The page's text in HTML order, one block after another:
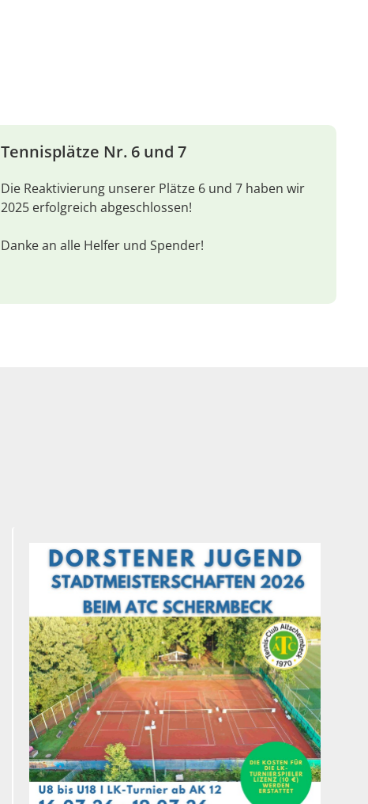
Tennisplätze Nr. 6 und 7
Die Reaktivierung unserer Plätze 6 und 7 haben wir
2025 erfolgreich abgeschlossen!
Danke an alle Helfer und Spender!